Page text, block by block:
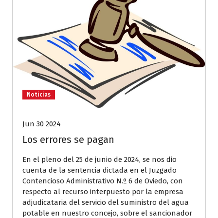
Noticias
Jun 30 2024
Los errores se pagan
En el pleno del 25 de junio de 2024, se nos dio
cuenta de la sentencia dictada en el Juzgado
Contencioso Administrativo N.º 6 de Oviedo, con
respecto al recurso interpuesto por la empresa
adjudicataria del servicio del suministro del agua
potable en nuestro concejo, sobre el sancionador